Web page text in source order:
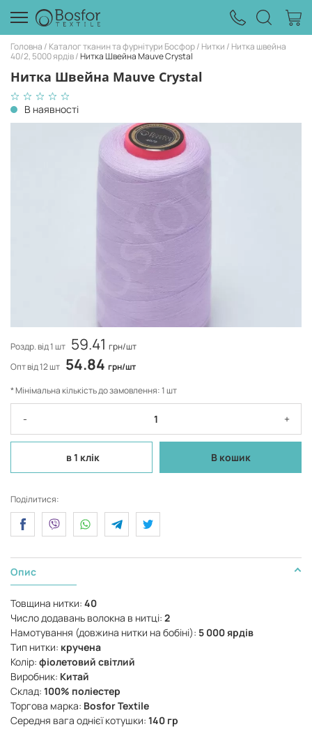
Головна Каталог тканин та фурнітури Босфор Нитки
Нитка швейна
40/2, 5000 ярдів Нитка Швейна Mauve Crystal
Нитка Швейна Mauve Crystal
В наявності
Роздр. від 1 шт 59.41 грн/шт
Опт від 12 шт 54.84 грн/шт
* Мінімальна кількість до замовлення: 1 шт
- +
в 1 клік В кошик
Поділитися:
Опис
Товщина нитки: 40
Число додавань волокна в нитці: 2
Намотування (довжина нитки на бобіні): 5 000 ярдів
Тип нитки: кручена
Колір: фіолетовий світлий
Виробник: Китай
Склад: 100% поліестер
Торгова марка: Bosfor Textile
Середня вага однієї котушки: 140 гр